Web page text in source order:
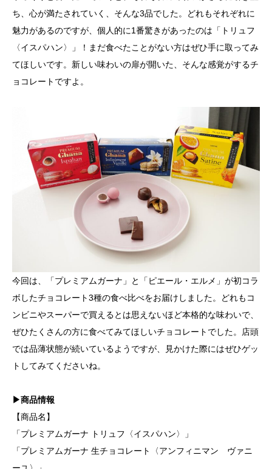
ち、心が満たされていく、そんな3品でした。どれもそれぞれに
魅力があるのですが、個人的に1番驚きがあったのは「トリュフ
〈イスパハン〉」！まだ食べたことがない方はぜひ手に取ってみ
てほしいです。新しい味わいの扉が開いた、そんな感覚がするチ
ョコレートですよ。
今回は、「プレミアムガーナ」と「ピエール・エルメ」が初コラ
ボしたチョコレート3種の食べ比べをお届けしました。どれもコ
ンビニやスーパーで買えるとは思えないほど本格的な味わいで、
ぜひたくさんの方に食べてみてほしいチョコレートでした。店頭
では品薄状態が続いているようですが、見かけた際にはぜひゲッ
トしてみてくださいね。
▶商品情報
【商品名】
「プレミアムガーナ トリュフ〈イスパハン〉」
「プレミアムガーナ 生チョコレート〈アンフィニマン ヴァニ